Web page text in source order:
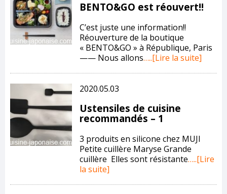
BENTO&GO est réouvert!!
C’est juste une information!!
Réouverture de la boutique
« BENTO&GO » à République, Paris
—— Nous allons…..[Lire la suite]
2020.05.03
Ustensiles de cuisine
recommandés – 1
3 produits en silicone chez MUJI
Petite cuillère Maryse Grande
cuillère Elles sont résistante…..[Lire
la suite]